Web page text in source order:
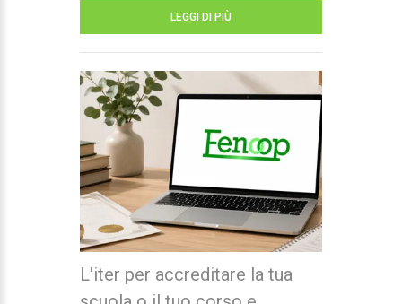
LEGGI DI PIÙ
L'iter per accreditare la tua